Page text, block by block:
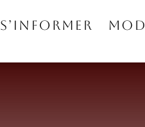
S’INFORMER